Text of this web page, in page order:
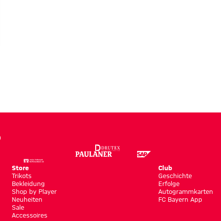
Store
Trikots
Bekleidung
Shop by Player
Neuheiten
Sale
Accessoires
Club
Geschichte
Erfolge
Autogrammkarten
FC Bayern App